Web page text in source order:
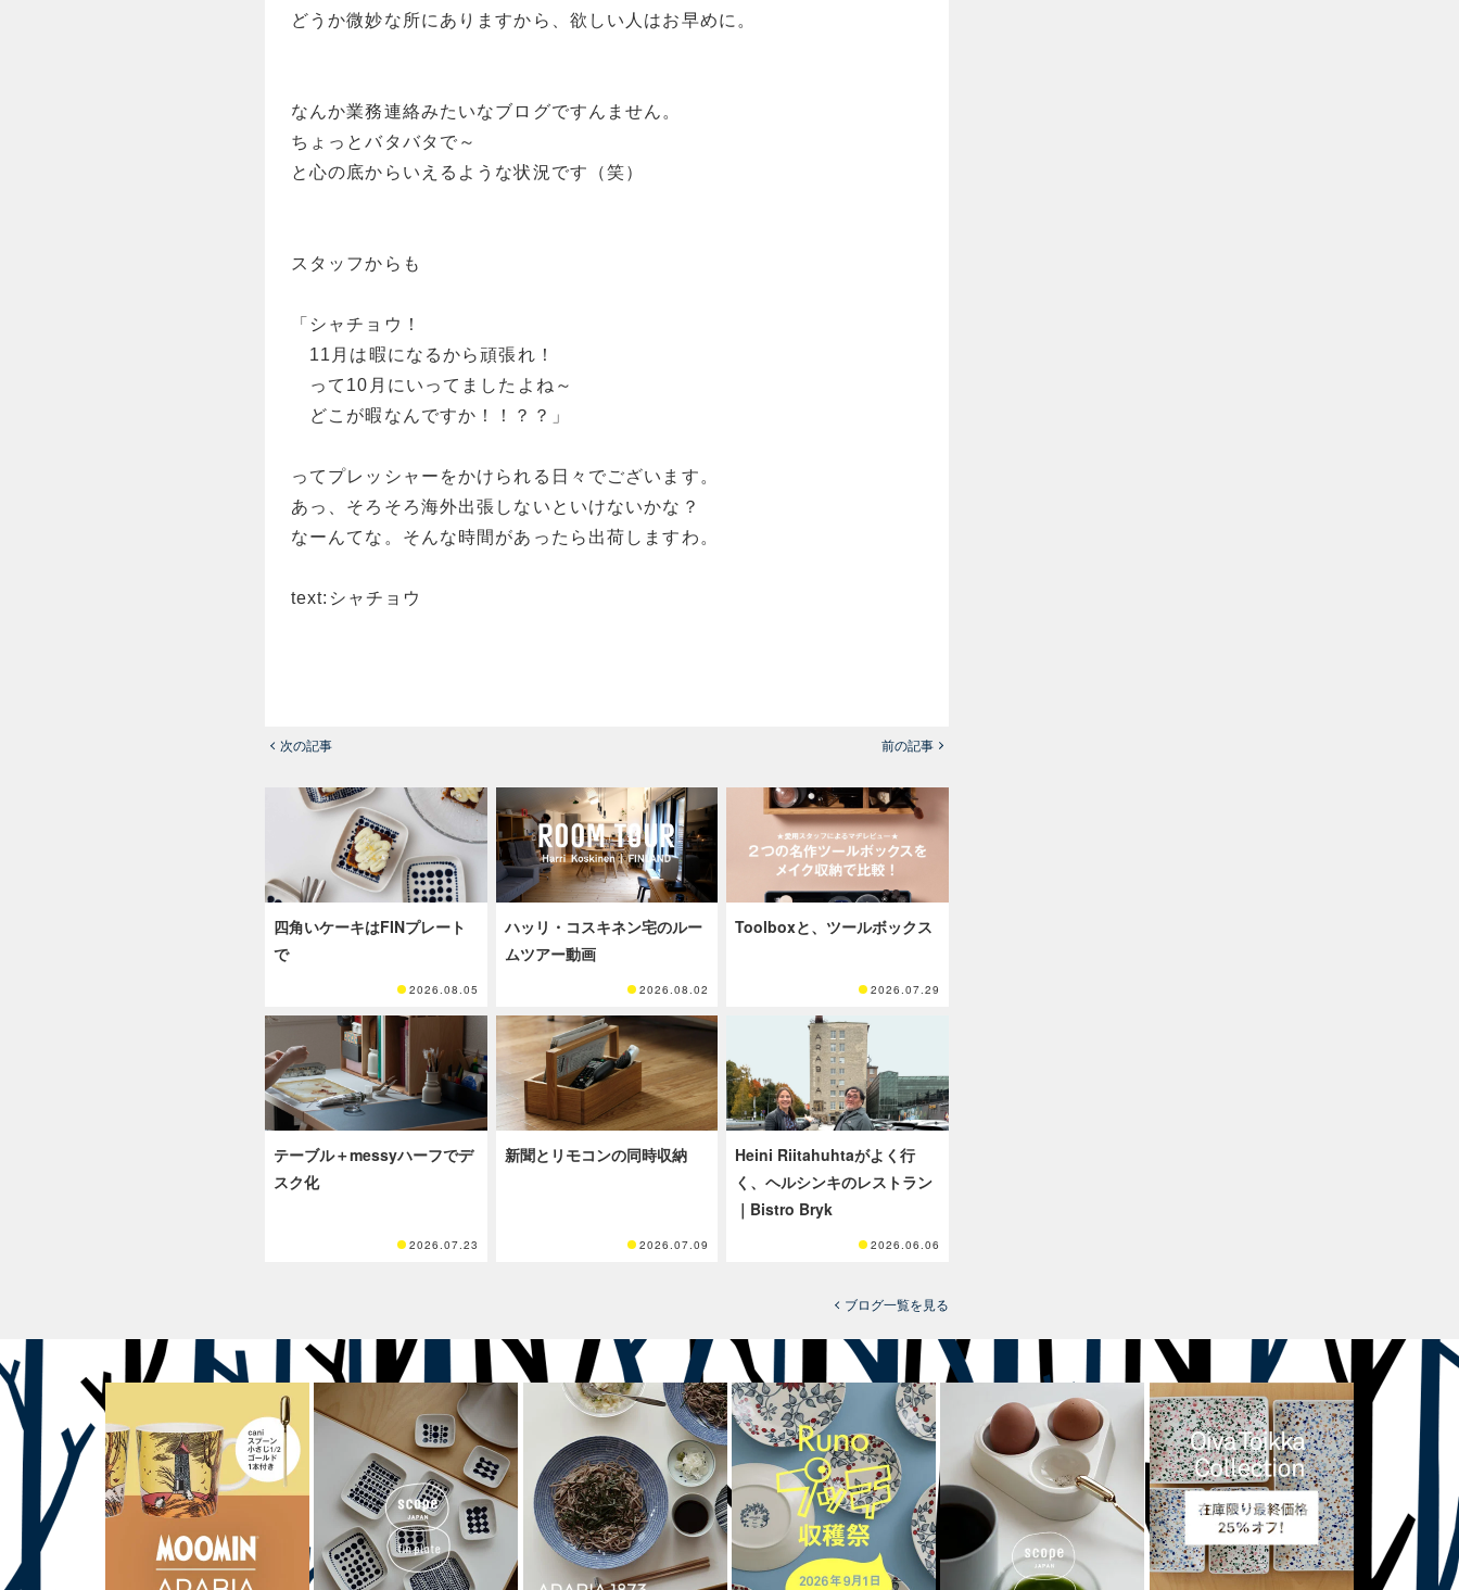
どうか微妙な所にありますから、欲しい人はお早めに。
なんか業務連絡みたいなブログですんません。
ちょっとバタバタで～
と心の底からいえるような状況です（笑）
スタッフからも
「シャチョウ！
11月は暇になるから頑張れ！
って10月にいってましたよね～
どこが暇なんですか！！？？」
ってプレッシャーをかけられる日々でございます。
あっ、そろそろ海外出張しないといけないかな？
なーんてな。そんな時間があったら出荷しますわ。
text:シャチョウ
次の記事 前の記事
四角いケーキはFINプレート
で
2026.08.05
ハッリ・コスキネン宅のルー
ムツアー動画
2026.08.02
Toolboxと、ツールボックス
2026.07.29
テーブル＋messyハーフでデ
スク化
2026.07.23
新聞とリモコンの同時収納
2026.07.09
Heini Riitahuhtaがよく行
く、ヘルシンキのレストラン
｜Bistro Bryk
2026.06.06
ブログ一覧を見る